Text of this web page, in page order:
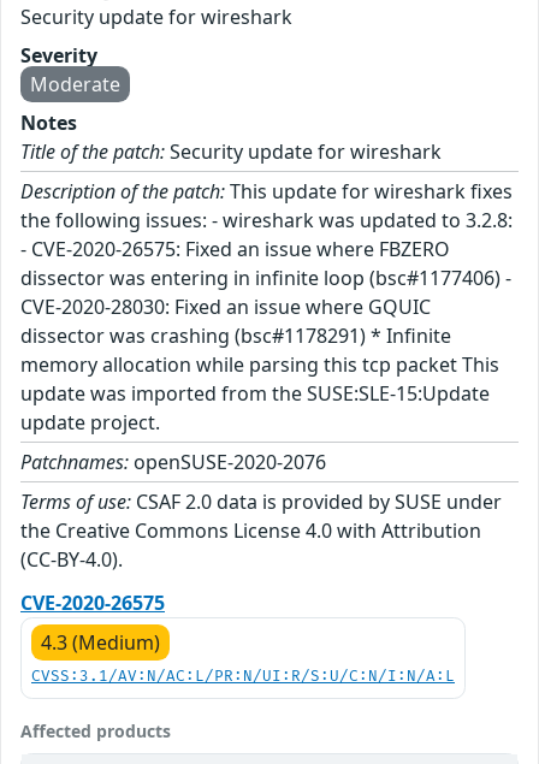
Security update for wireshark
Severity
Moderate
Notes
Title of the patch:Security update for wireshark
Description of the patch:This update for wireshark fixes
the following issues: - wireshark was updated to 3.2.8:
- CVE-2020-26575: Fixed an issue where FBZERO
dissector was entering in infinite loop (bsc#1177406) -
CVE-2020-28030: Fixed an issue where GQUIC
dissector was crashing (bsc#1178291) * Infinite
memory allocation while parsing this tcp packet This
update was imported from the SUSE:SLE-15:Update
update project.
Patchnames: openSUSE-2020-2076
Terms of use: CSAF 2.0 data is provided by SUSE under
the Creative Commons License 4.0 with Attribution
(CC-BY-4.0).
CVE-2020-26575
4.3 (Medium)
CVSS:3.1/AV:N/AC:L/PR:N/UI:R/S:U/C:N/I:N/A:L
Affected products